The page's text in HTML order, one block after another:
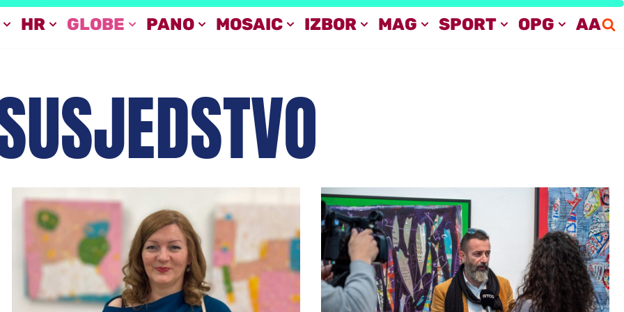
HR GLOBE PANO MOSAIC IZBOR MAG SPORT OPG AA